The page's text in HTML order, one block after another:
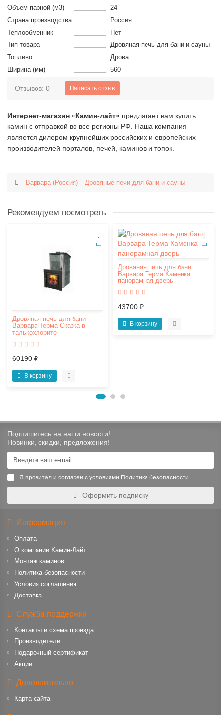
Объем парной (м3)
24
Страна производства
Россия
Теплообменник
Нет
Тип товара
Дровяная печь для бани и сауны
Топливо
Дрова
Ширина (мм)
560
Отзывов: 0 Написать отзыв
Интернет-магазин «Камин-лайт» предлагает вам купить
камин с отправкой во все регионы РФ. Наша компания
является дилером крупнейших российских и европейских
производителей порталов, печей, каминов и топок.
Варвара (Россия) Дровяные печи для бани и сауны
Рекомендуем посмотреть
Дровяная печь для бани
Варвара Терма Сказка в
талькохлорите
60190 ₽
В корзину
Дровяная печь для бани
Варвара Терма Каменка
панорамная дверь
43700 ₽
В корзину
Подпишитесь на наши новости!
Новинки, скидки, предложения!
Я прочитал и согласен с условиями Политика безопасности
Оформить подписку
Информация
Оплата
О компании Камин-Лайт
Монтаж каминов
Политика безопасности
Условия соглашения
Доставка
Служба поддержки
Контакты и схема проезда
Производители
Подарочный сертификат
Акции
Дополнительно
Карта сайта